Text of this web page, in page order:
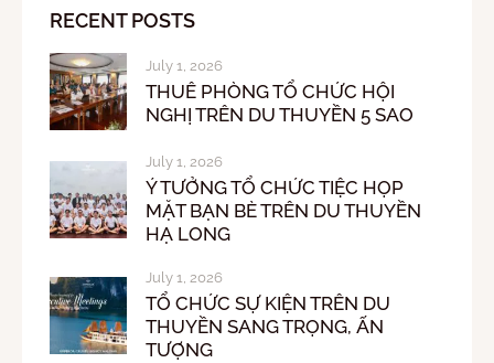
RECENT POSTS
July 1, 2026
THUÊ PHÒNG TỔ CHỨC HỘI
NGHỊ TRÊN DU THUYỀN 5 SAO
July 1, 2026
Ý TƯỞNG TỔ CHỨC TIỆC HỌP
MẶT BẠN BÈ TRÊN DU THUYỀN
HẠ LONG
July 1, 2026
TỔ CHỨC SỰ KIỆN TRÊN DU
THUYỀN SANG TRỌNG, ẤN
TƯỢNG